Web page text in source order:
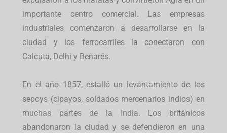
importante centro comercial. Las empresas
industriales comenzaron a desarrollarse en la
ciudad y los ferrocarriles la conectaron con
Calcuta, Delhi y Benarés.
En el año 1857, estalló un levantamiento de los
sepoys (cipayos, soldados mercenarios indios) en
muchas partes de la India. Los británicos
abandonaron la ciudad y se defendieron en una